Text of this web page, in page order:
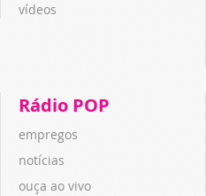
vídeos
Rádio POP
empregos
notícias
ouça ao vivo